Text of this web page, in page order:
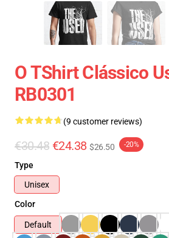
O TShirt Clássico
RB0301
(9 customer reviews)
€30.48 €24.38 $26.50 -20%
Type
Unisex
Color
Default